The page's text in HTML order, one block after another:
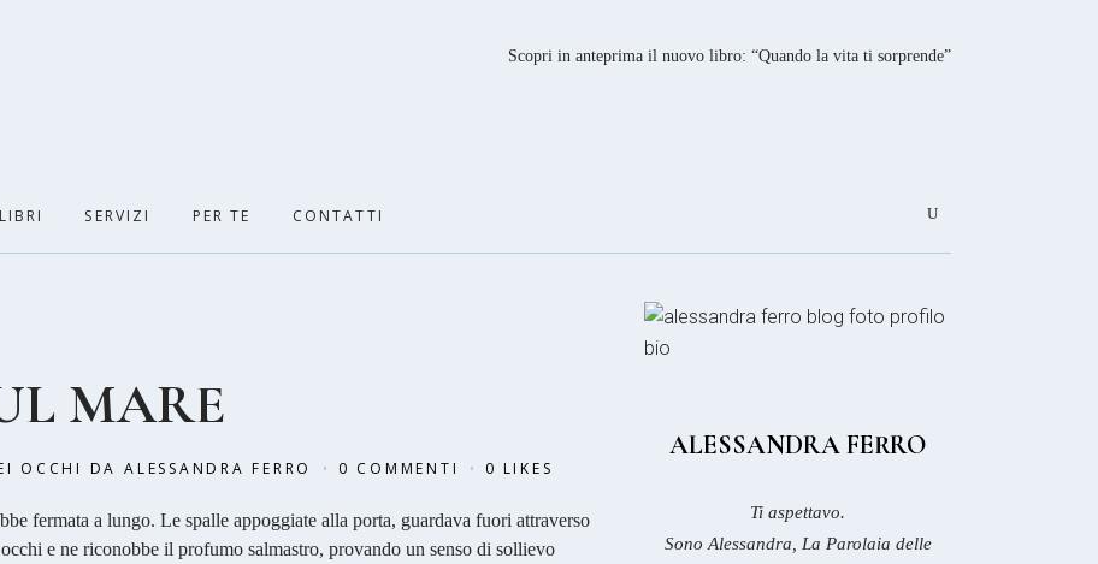
Scopri in anteprima il nuovo libro: “Quando la vita ti sorprende”
SERVIZI PER TE CONTATTI
MARE
OCCHI DA ALESSANDRA FERRO 0 COMMENTI 0 LIKES
fermata a lungo. Le spalle appoggiate alla porta, guardava fuori attraverso
e ne riconobbe il profumo salmastro, provando un senso di sollievo
ALESSANDRA FERRO
Ti aspettavo.
Sono Alessandra, La Parolaia delle